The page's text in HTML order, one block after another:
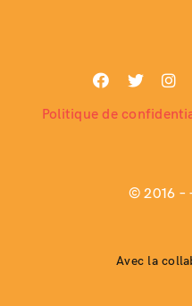
Politique de
© 2016 –
Avec la